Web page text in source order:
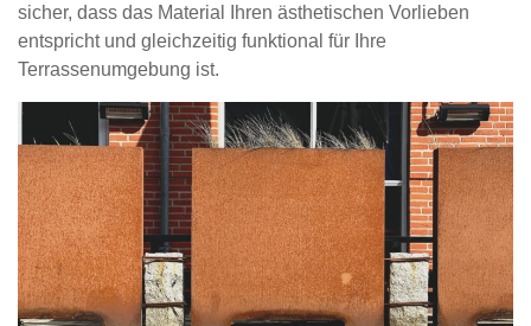
sicher, dass das Material Ihren ästhetischen Vorlieben
entspricht und gleichzeitig funktional für Ihre
Terrassenumgebung ist.